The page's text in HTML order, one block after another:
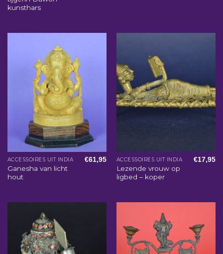
kunsthars
ACCESSOIRES UIT INDIA
Ganesha van licht
hout
€61,95 ACCESSOIRES UIT INDIA
Lezende vrouw op
ligbed – koper
€17,95